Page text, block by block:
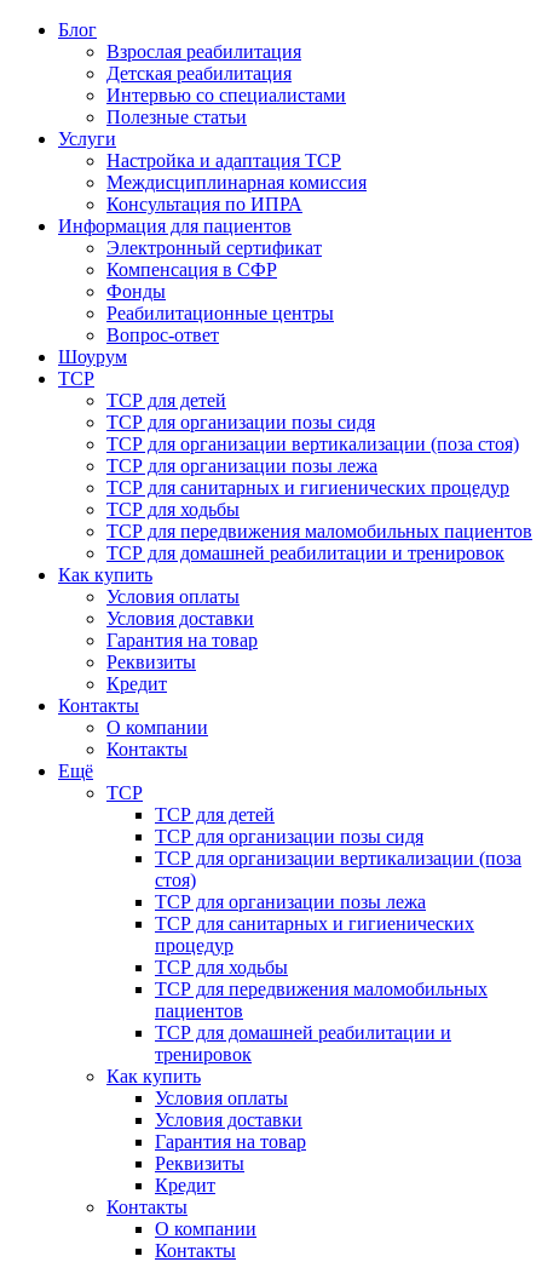
Блог
Взрослая реабилитация
Детская реабилитация
Интервью со специалистами
Полезные статьи
Услуги
Настройка и адаптация ТСР
Междисциплинарная комиссия
Консультация по ИПРА
Информация для пациентов
Электронный сертификат
Компенсация в СФР
Фонды
Реабилитационные центры
Вопрос-ответ
Шоурум
ТСР
ТСР для детей
ТСР для организации позы сидя
ТСР для организации вертикализации (поза стоя)
ТСР для организации позы лежа
ТСР для санитарных и гигиенических процедур
ТСР для ходьбы
ТСР для передвижения маломобильных пациентов
ТСР для домашней реабилитации и тренировок
Как купить
Условия оплаты
Условия доставки
Гарантия на товар
Реквизиты
Кредит
Контакты
О компании
Контакты
Ещё
ТСР
ТСР для детей
ТСР для организации позы сидя
ТСР для организации вертикализации (поза
стоя)
ТСР для организации позы лежа
ТСР для санитарных и гигиенических
процедур
ТСР для ходьбы
ТСР для передвижения маломобильных
пациентов
ТСР для домашней реабилитации и
тренировок
Как купить
Условия оплаты
Условия доставки
Гарантия на товар
Реквизиты
Кредит
Контакты
О компании
Контакты